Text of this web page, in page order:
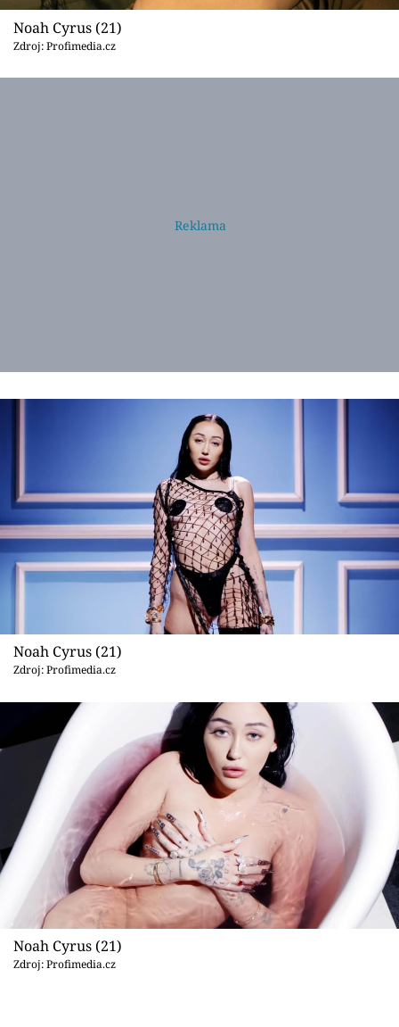
Noah Cyrus (21)
Zdroj: Profimedia.cz
Noah Cyrus (21)
Zdroj: Profimedia.cz
Noah Cyrus (21)
Zdroj: Profimedia.cz